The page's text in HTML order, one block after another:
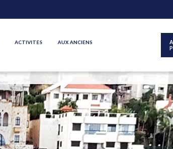
ACTIVITES
AUX ANCIENS